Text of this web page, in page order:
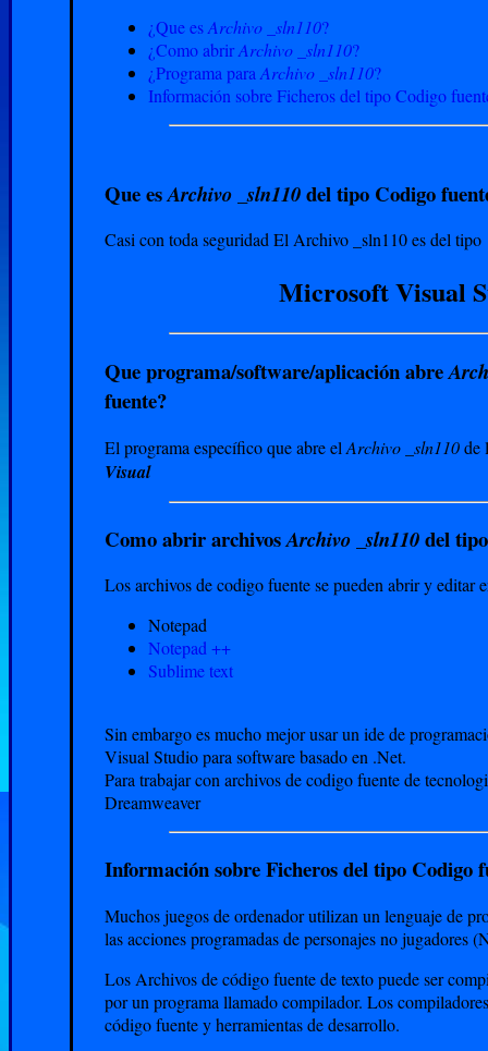
¿Que esArchivo _sln110?
¿Como abrirArchivo _sln110?
¿Programa para Archivo _sln110?
Información sobre Ficheros del tipo Codigo
Que esArchivo _sln110del tipo Codigo
Casi con toda seguridad El Archivo _sln110 es del tipo
Microsoft Visual
Que programa/software/aplicación abre
fuente?
El programa específico que abre el Archivo _sln110de
Visual
Como abrir archivosArchivo _sln110del
Los archivos de codigo fuente se pueden abrir y editar
Notepad
Notepad ++
Sublime text
Sin embargo es mucho mejor usar un ide de
Visual Studio para software basado en .Net.
Para trabajar con archivos de codigo fuente de
Dreamweaver
Información sobre Ficheros del tipo Codigo
Muchos juegos de ordenador utilizan un lenguaje de
las acciones programadas de personajes no jugadores
Los Archivos de código fuente de texto puede ser
por un programa llamado compilador. Los
código fuente y herramientas de desarrollo.